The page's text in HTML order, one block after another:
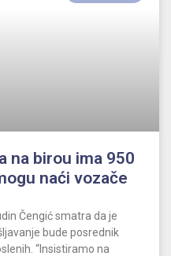
na birou ima 950
naći vozače
Čengić smatra da je
bude posrednik
“Insistiramo na